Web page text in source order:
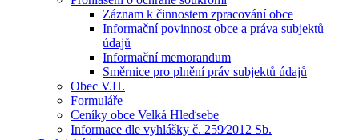
Záznam k činnostem zpracování obce
Informační povinnost obce a práva subjektů
údajů
Informační memorandum
Směrnice pro plnění práv subjektů údajů
Obec V.H.
Formuláře
Ceníky obce Velká Hleďsebe
Informace dle vyhlášky č. 259⁄2012 Sb.